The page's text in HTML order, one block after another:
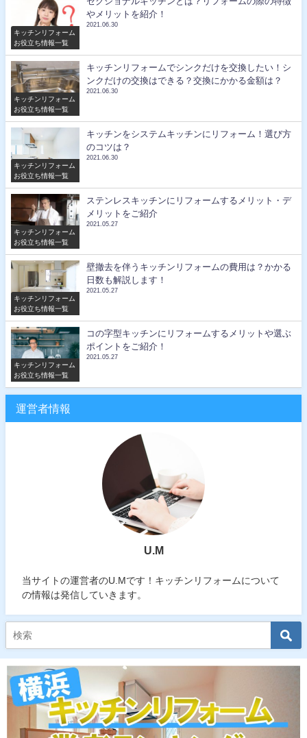
キッチンリフォーム
お役立ち情報一覧
やメリットを紹介！
2021.06.30
キッチンリフォーム
お役立ち情報一覧
キッチンリフォームでシンクだけを交換したい！シ
ンクだけの交換はできる？交換にかかる金額は？
2021.06.30
キッチンリフォーム
お役立ち情報一覧
キッチンをシステムキッチンにリフォーム！選び方
のコツは？
2021.06.30
キッチンリフォーム
お役立ち情報一覧
ステンレスキッチンにリフォームするメリット・デ
メリットをご紹介
2021.05.27
キッチンリフォーム
お役立ち情報一覧
壁撤去を伴うキッチンリフォームの費用は？かかる
日数も解説します！
2021.05.27
キッチンリフォーム
お役立ち情報一覧
コの字型キッチンにリフォームするメリットや選ぶ
ポイントをご紹介！
2021.05.27
運営者情報
U.M
当サイトの運営者のU.Mです！キッチンリフォームについて
の情報は発信していきます。